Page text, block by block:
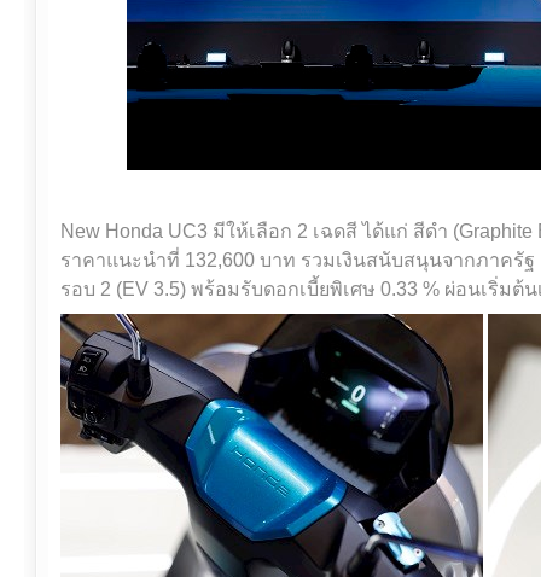
New Honda UC3 มีให้เลือก 2 เฉดสี ได้แก่ สีดำ
ราคาแนะนำที่ 132,600 บาท รวมเงินสนับสนุนจากภาค
รอบ 2 (EV 3.5) พร้อมรับดอกเบี้ยพิเศษ 0.33 % ผ่อนเริ่มต้น